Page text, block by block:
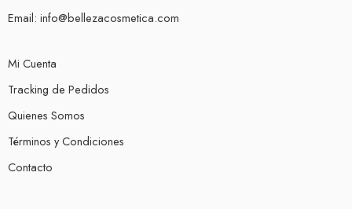
Email: info@bellezacosmetica.com
Mi Cuenta
Tracking de Pedidos
Quienes Somos
Términos y Condiciones
Contacto